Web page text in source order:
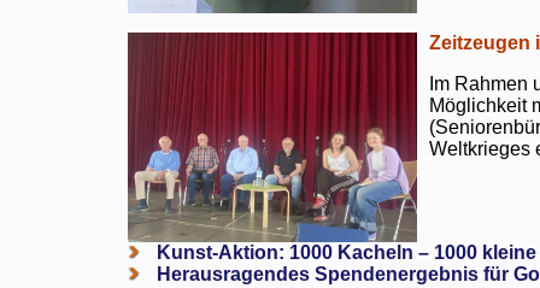
Zeitzeugen
Im Rahmen
Möglichkeit
Weltkrieges
Kunst-Aktion: 1000 Kacheln – 1000
Herausragendes Spendenergebnis für